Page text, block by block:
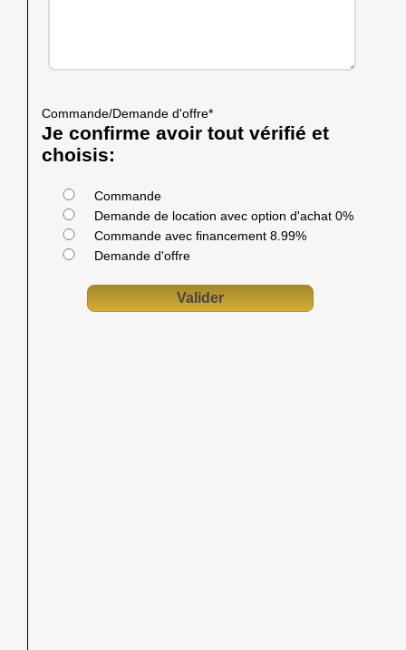
Commande/Demande d'offre*
Je confirme avoir tout vérifié et
choisis:
Commande
Demande de location avec option d'achat 0%
Commande avec financement 8.99%
Demande d'offre